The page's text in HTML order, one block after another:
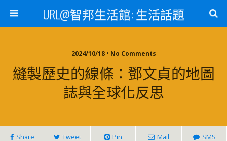
URL@智邦生活館: 生活話題
2024/10/18 • No Comments
縫製歷史的線條：鄧文貞的地圖
誌與全球化反思
Share Tweet Pin Mail SMS